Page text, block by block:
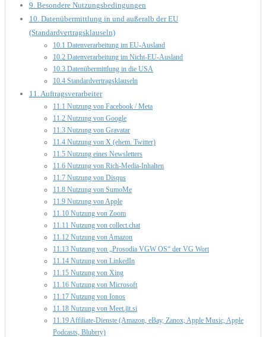
9. Besondere Nutzungsbedingungen
10. Datenübermittlung in und außeralb der EU
(Standardvertragsklauseln)
10.1 Datenverarbeitung im EU-Ausland
10.2 Datenverarbeitung im Nicht-EU-Ausland
10.3 Datenübermittlung in die USA
10.4 Standardvertragsklauseln
11. Auftragsverarbeiter
11.1 Nutzung von Facebook / Meta
11.2 Nutzung von Google
11.3 Nutzung von Gravatar
11.4 Nutzung von X (ehem. Twitter)
11.5 Nutzung eines Newsletters
11.6 Nutzung von Rich-Media-Inhalten
11.7 Nutzung von Disqus
11.8 Nutzung von SumoMe
11.9 Nutzung von Apple
11.10 Nutzung von Zoom
11.11 Nutzung von collect.chat
11.12 Nutzung von Amazon
11.13 Nutzung von „Prosodia VGW OS“ der VG Wort
11.14 Nutzung von LinkedIn
11.15 Nutzung von Xing
11.16 Nutzung von Microsoft
11.17 Nutzung von Ionos
11.18 Nutzung von Meet.jit.si
11.19 Affiliate-Dienste (Amazon, eBay, Zanox, Apple Music, Apple
Podcasts, Blubrry)